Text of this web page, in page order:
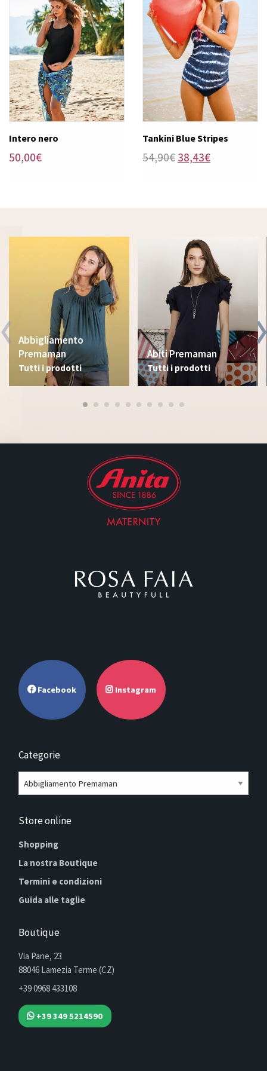
Intero nero
50,00€
Tankini Blue Stripes
54,90€ Il
38,43€Il
Abbigliamento
Premaman
Tutti i prodotti
Abiti Premaman
Tutti i prodotti
Facebook Instagram
Categorie
Store online
Shopping
La nostra Boutique
Termini e condizioni
Guida alle taglie
Boutique
Via Pane, 23
88046 Lamezia Terme (CZ)
+39 0968 433108
+39 349 5214590